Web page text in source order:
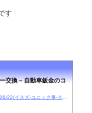
す
交換 – 自動車鈑金のコ
https://blog.c-iwakura.com/2022/06/22/イスズ-ユニック車-スターター交換/